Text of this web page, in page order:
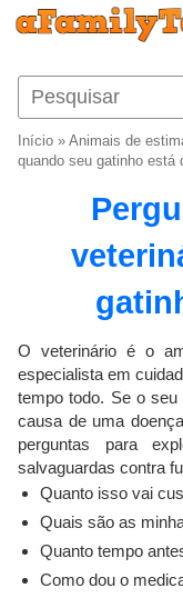
Início » Animais de
quando seu gatinho está
O veterinário é o
especialista em
tempo todo. Se o
causa de uma
perguntas para
salvaguardas contra
Quanto isso vai
Quais são as
Quanto tempo
Como dou o